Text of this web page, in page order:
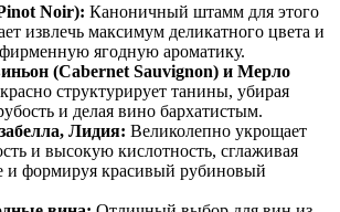
Noir): Каноничный штамм для этого
извлечь максимум деликатного цвета и
ягодную ароматику.
(Cabernet Sauvignon) и Мерло
структурирует танины, убирая
и делая вино бархатистым.
Лидия: Великолепно укрощает
и высокую кислотность, сглаживая
и формируя красивый рубиновый